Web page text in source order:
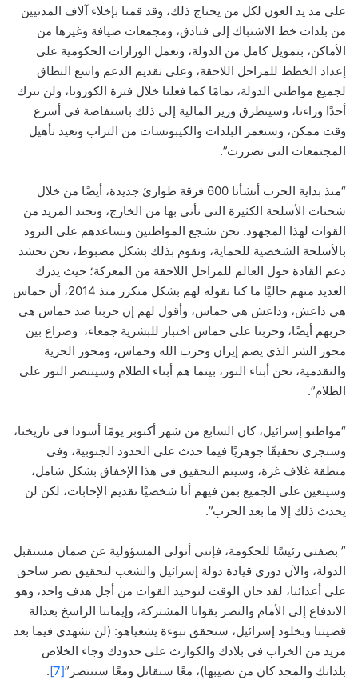
على مد يد العون لكل من يحتاج ذلك، وقد قمنا بإخلاء آلاف المدنيين
من بلدات خط الاشتباك إلى فنادق، ومجمعات ضيافة وغيرها من
الأماكن، بتمويل كامل من الدولة، وتعمل الوزارات الحكومية على
إعداد الخطط للمراحل اللاحقة، وعلى تقديم الدعم واسع النطاق
لجميع مواطني الدولة، تمامًا كما فعلنا خلال فترة الكورونا، ولن نترك
أحدًا وراءنا، وسيتطرق وزير المالية إلى ذلك باستفاضة في أسرع
وقت ممكن، وسنعمر البلدات والكيبوتسات من التراب ونعيد تأهيل
المجتمعات التي تضررت”.
“منذ بداية الحرب أنشأنا 600 فرقة طوارئ جديدة، أيضًا من خلال
شحنات الأسلحة الكثيرة التي نأتي بها من الخارج، ونجند المزيد من
القوات لهذا المجهود. نحن نشجع المواطنين ونساعدهم على التزود
بالأسلحة الشخصية للحماية، ونقوم بذلك بشكل مضبوط، نحن نحشد
دعم القادة حول العالم للمراحل اللاحقة من المعركة؛ حيث يدرك
العديد منهم حاليًا ما كنا نقوله لهم بشكل متكرر منذ 2014، أن حماس
هي داعش، وداعش هي حماس، وأقول لهم إن حربنا ضد حماس هي
حربهم أيضًا، وحربنا على حماس اختبار للبشرية جمعاء، وصراع بين
محور الشر الذي يضم إيران وحزب الله وحماس، ومحور الحرية
والتقدمية، نحن أبناء النور، بينما هم أبناء الظلام وسينتصر النور على
الظلام”.
“مواطنو إسرائيل، كان السابع من شهر أكتوبر يومًا أسودا في تاريخنا،
وسنجري تحقيقًا جوهريًا فيما حدث على الحدود الجنوبية، وفي
منطقة غلاف غزة، وسيتم التحقيق في هذا الإخفاق بشكل شامل،
وسيتعين على الجميع بمن فيهم أنا شخصيًا تقديم الإجابات، لكن لن
يحدث ذلك إلا ما بعد الحرب”.
” بصفتي رئيسًا للحكومة، فإنني أتولى المسؤولية عن ضمان مستقبل
الدولة، والآن دوري قيادة دولة إسرائيل والشعب لتحقيق نصر ساحق
على أعدائنا، لقد حان الوقت لتوحيد القوات من أجل هدف واحد، وهو
الاندفاع إلى الأمام والنصر بقوانا المشتركة، وإيماننا الراسخ بعدالة
قضيتنا وبخلود إسرائيل، سنحقق نبوءة يشعياهو: (لن تشهدي فيما بعد
مزيد من الخراب في بلادك والكوارث على حدودك وجاء الخلاص
بلداتك والمجد كان من نصيبها)، معًا سنقاتل ومعًا سننتصر”[7]
.